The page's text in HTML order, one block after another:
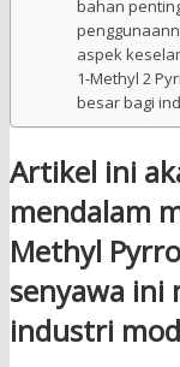
bahan
aspek
1-Methyl 2
besar bagi
Artikel ini
mendalam
Methyl
senyawa ini
industri